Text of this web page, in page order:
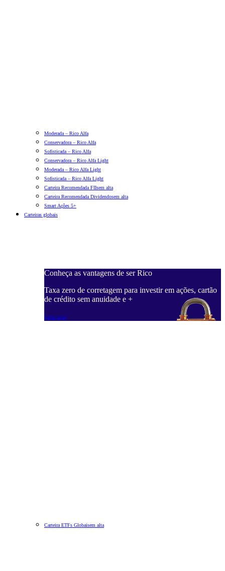
Moderada – Rico Alfa
Conservadora – Rico Alfa
Sofisticada – Rico Alfa
Conservadora – Rico Alfa Light
Moderada – Rico Alfa Light
Sofisticada – Rico Alfa Light
Carteira Recomendada FIIsem alta
Carteira Recomendada Dividendosem alta
Smart Ações 5+
Carteiras globais
Conheça as vantagens de ser Rico
Taxa zero de corretagem para investir em ações, cartão
de crédito sem anuidade e +
Saiba mais
Carteira ETFs Globaisem alta